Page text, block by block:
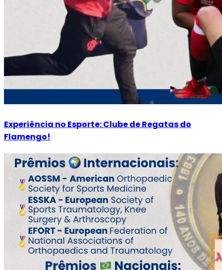
Experiência no Esporte: Clube de Regatas do
Flamengo!